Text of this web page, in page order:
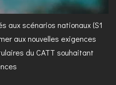
aux scénarios nationaux (S1
aux nouvelles exigences
du CATT souhaitant